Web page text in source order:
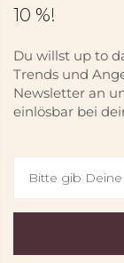
10 %!
Du willst up to
Trends und
Newsletter an
einlösbar bei